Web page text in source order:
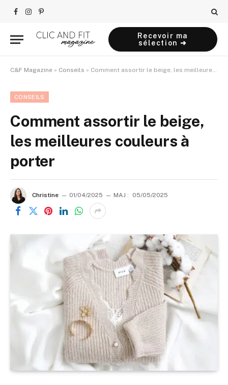
Facebook
Instagram
Pinterest
Recevoir ma
sélection ➜
C&F Magazine » Conseils » Comment assortir le beige, les meilleures couleurs à porter
CONSEILS
Comment assortir le beige,
les meilleures couleurs à
porter
Christine 01/04/2025 MAJ : 05/05/2025